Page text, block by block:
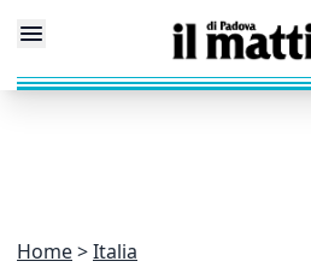
Home Italia